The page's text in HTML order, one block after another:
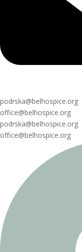
podrska@belhospice.org
office@belhospice.org
podrska@belhospice.org
office@belhospice.org